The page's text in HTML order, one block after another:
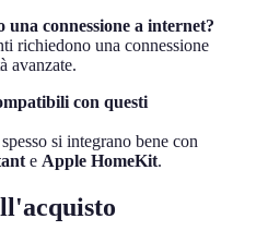
una connessione a internet?
richiedono una connessione
avanzate.
con questi
si integrano bene con
e Apple HomeKit.